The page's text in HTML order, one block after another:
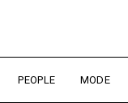
pour améliorer
Accepter tout
PEOPLE MODE